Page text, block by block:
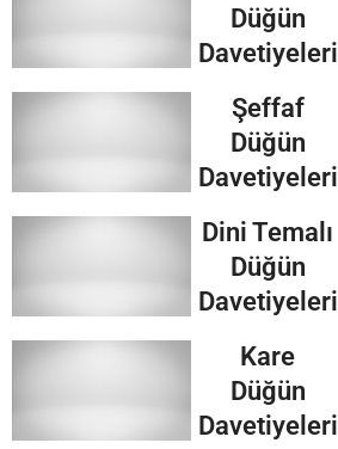
Düğün
Davetiyeleri
Şeffaf
Düğün
Davetiyeleri
Dini Temalı
Düğün
Davetiyeleri
Kare
Düğün
Davetiyeleri